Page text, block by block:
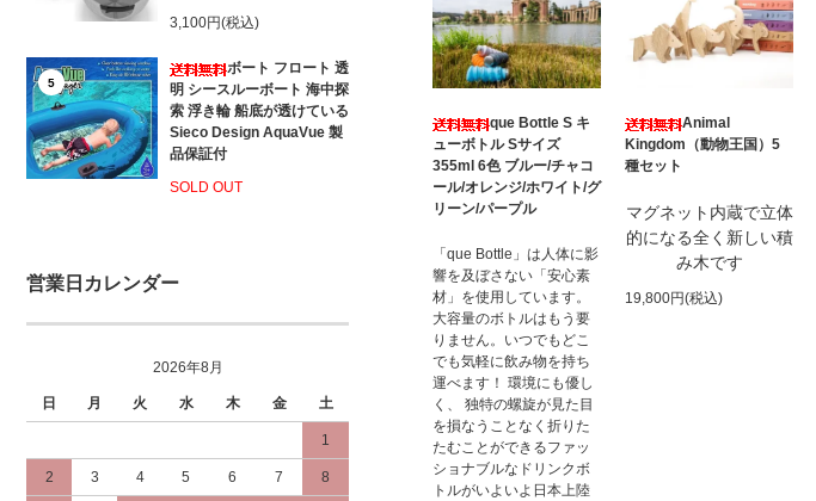
3,100円(税込)
5
ボート フロート 透
明 シースルーボート 海中探
索 浮き輪 船底が透けている
Sieco Design AquaVue 製
品保証付
SOLD OUT
営業日カレンダー
2026年8月
日 月 火 水 木 金 土
1
2 3 4 5 6 7 8
que Bottle S キ
ューボトル Sサイズ
355ml 6色 ブルー/チャコ
ール/オレンジ/ホワイト/グ
リーン/パープル
「que Bottle」は人体に影
響を及ぼさない「安心素
材」を使用しています。
大容量のボトルはもう要
りません。いつでもどこ
でも気軽に飲み物を持ち
運べます！ 環境にも優し
く、 独特の螺旋が見た目
を損なうことなく折りた
たむことができるファッ
ショナブルなドリンクボ
トルがいよいよ日本上陸
Animal
Kingdom（動物王国）5
種セット
マグネット内蔵で立体
的になる全く新しい積
み木です
19,800円(税込)